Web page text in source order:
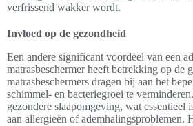
verfrissend wakker wordt.
Invloed op de gezondheid
Een andere significant voordeel van een
matrasbeschermer heeft betrekking op de
matrasbeschermers dragen bij aan het
schimmel- en bacteriegroei te
gezondere slaapomgeving, wat essentieel
aan allergieën of ademhalingsproblemen.